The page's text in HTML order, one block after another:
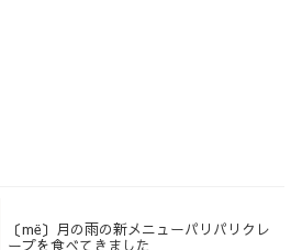
〔më〕月の雨の新メニューパリパリクレ
ープを食べてきました